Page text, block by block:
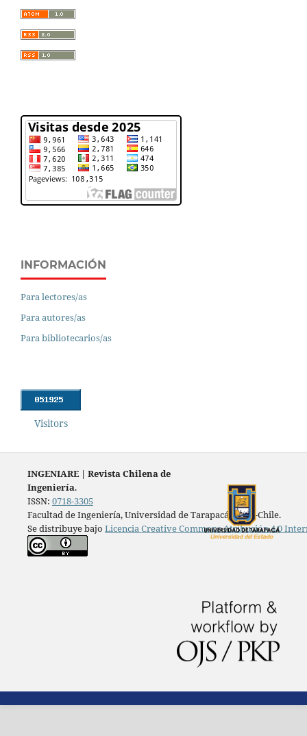
INFORMACIÓN
Para lectores/as
Para autores/as
Para bibliotecarios/as
Visitors
INGENIARE | Revista Chilena de
Ingeniería.
ISSN: 0718-3305
Facultad de Ingeniería, Universidad de Tarapacá, Arica-Chile.
Se distribuye bajo Licencia Creative Commons Atribución 4.0